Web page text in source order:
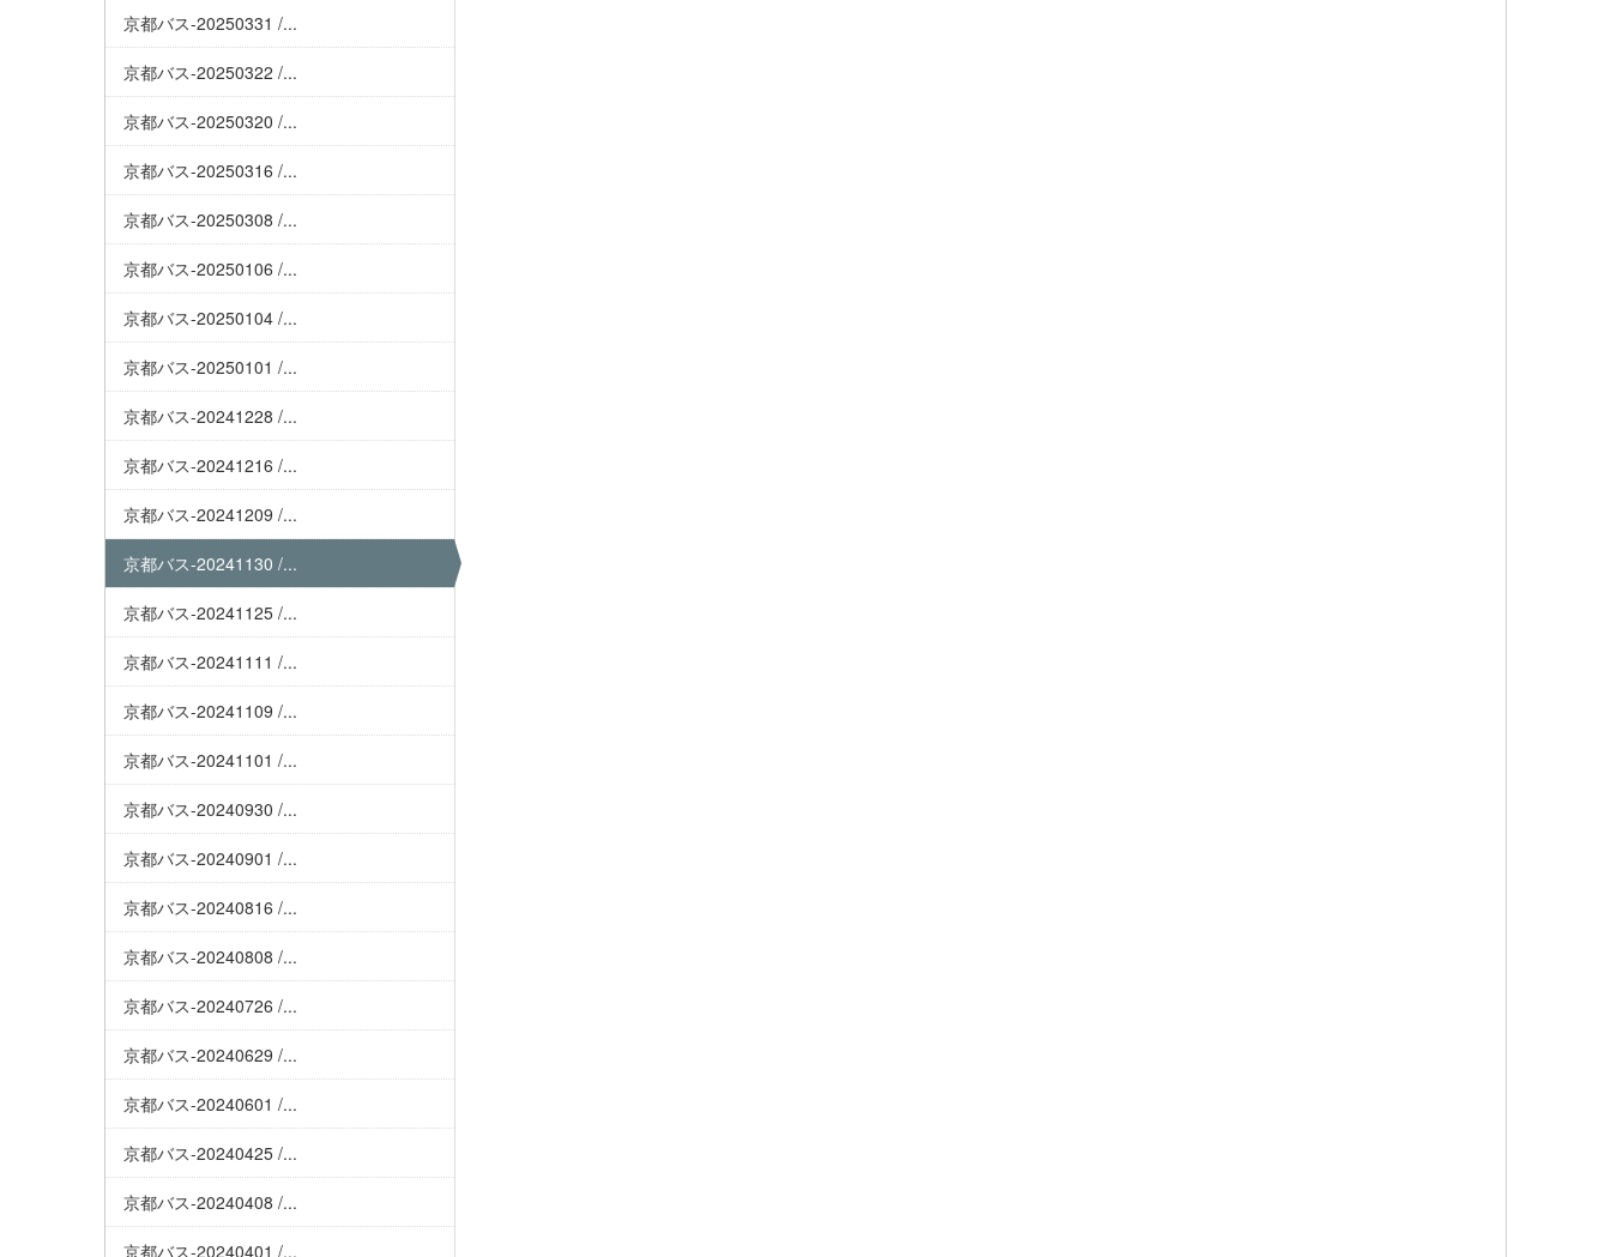
京都バス-20250331 /...
京都バス-20250322 /...
京都バス-20250320 /...
京都バス-20250316 /...
京都バス-20250308 /...
京都バス-20250106 /...
京都バス-20250104 /...
京都バス-20250101 /...
京都バス-20241228 /...
京都バス-20241216 /...
京都バス-20241209 /...
京都バス-20241130 /...
京都バス-20241125 /...
京都バス-20241111 /...
京都バス-20241109 /...
京都バス-20241101 /...
京都バス-20240930 /...
京都バス-20240901 /...
京都バス-20240816 /...
京都バス-20240808 /...
京都バス-20240726 /...
京都バス-20240629 /...
京都バス-20240601 /...
京都バス-20240425 /...
京都バス-20240408 /...
京都バス-20240401 /...